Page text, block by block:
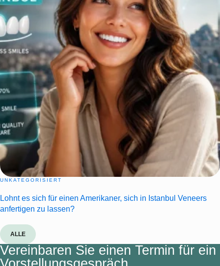
UNKATEGORISIERT
Lohnt es sich für einen Amerikaner, sich in Istanbul Veneers
anfertigen zu lassen?
ALLE
Vereinbaren Sie einen Termin für ein